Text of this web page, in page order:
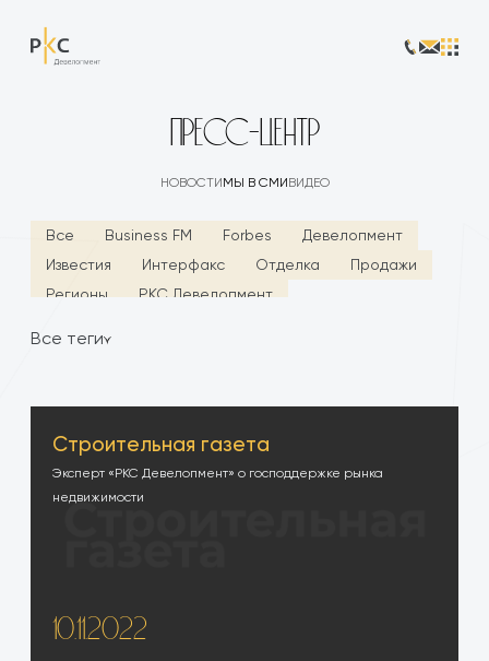
ПРЕСС-ЦЕНТР
НОВОСТИМЫ В СМИВИДЕО
Все Business FM Forbes
Девелопмент
Известия
Интерфакс Отделка
Продажи
Регионы
РКС Девелопмент
Все теги
Строительная газета
Эксперт «РКС Девелопмент» о господдержке рынка
недвижимости
10.11.2022